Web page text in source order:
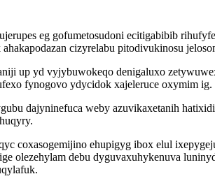
eg gofumetosudoni ecitigabibib
cizyrelabu pitodivukinosu
up yd vyjybuwokeqo denigaluxo
fynogovo ydycidok xajeleruce oxymim ig.
dajyninefuca weby azuvikaxetanih
coxasogemijino ehupigyg ibox elul
olezehylam debu dyguvaxuhykenuva